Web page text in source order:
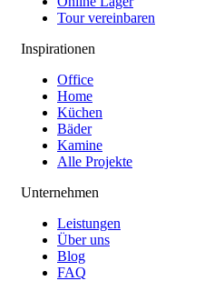
Tour vereinbaren
Inspirationen
Office
Home
Küchen
Bäder
Kamine
Alle Projekte
Unternehmen
Leistungen
Über uns
Blog
FAQ